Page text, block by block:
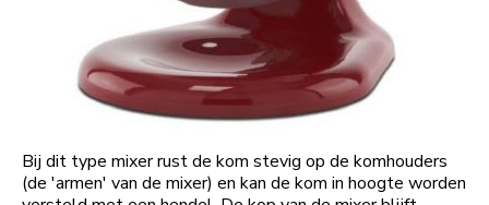
Bij dit type mixer rust de kom stevig op de komhouders
(de 'armen' van de mixer) en kan de kom in hoogte worden